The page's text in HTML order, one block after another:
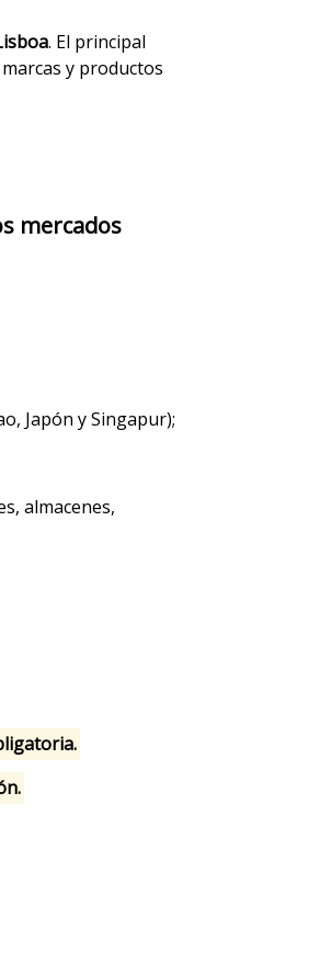
. El principal
y productos
mercados
Japón y Singapur);
almacenes,